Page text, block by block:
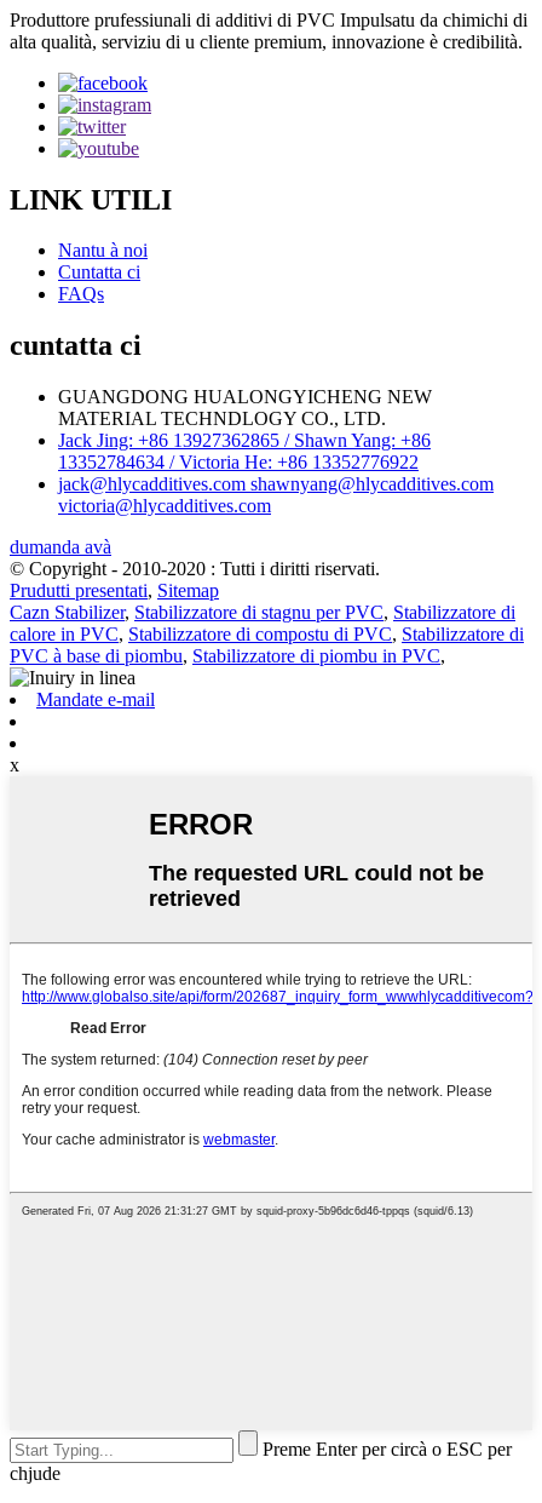
Produttore prufessiunali di additivi di PVC Impulsatu da chimichi di
alta qualità, serviziu di u cliente premium, innovazione è credibilità.
LINK UTILI
Nantu à noi
Cuntatta ci
FAQs
cuntatta ci
GUANGDONG HUALONGYICHENG NEW
MATERIAL TECHNDLOGY CO., LTD.
Jack Jing: +86 13927362865 / Shawn Yang: +86
13352784634 / Victoria He: +86 13352776922
jack@hlycadditives.com shawnyang@hlycadditives.com
victoria@hlycadditives.com
dumanda avà
© Copyright - 2010-2020 : Tutti i diritti riservati.
Prudutti presentati, Sitemap
Cazn Stabilizer, Stabilizzatore di stagnu per PVC, Stabilizzatore di
calore in PVC, Stabilizzatore di compostu di PVC, Stabilizzatore di
PVC à base di piombu, Stabilizzatore di piombu in PVC,
Mandate e-mail
x
Preme Enter per circà o ESC per
chjude